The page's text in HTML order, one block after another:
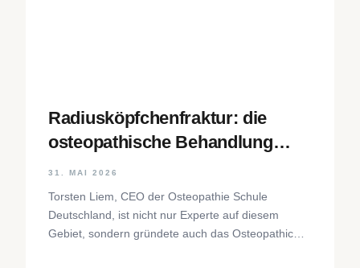
Radiusköpfchenfraktur: die
osteopathische Behandlung
Schritt für Schritt
31. MAI 2026
Torsten Liem, CEO der Osteopathie Schule
Deutschland, ist nicht nur Experte auf diesem
Gebiet, sondern gründete auch das Osteopathic